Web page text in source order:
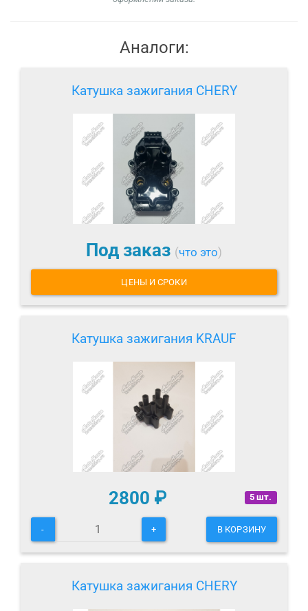
Аналоги:
Катушка зажигания CHERY
Под заказ (что это)
ЦЕНЫ И СРОКИ
Катушка зажигания KRAUF
5 шт.
2800 ₽
- + В КОРЗИНУ
Катушка зажигания CHERY